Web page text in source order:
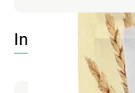
Info